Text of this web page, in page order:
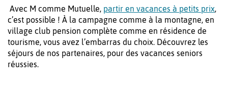
Avec M comme Mutuelle, partir en vacances à petits prix,
c’est possible ! À la campagne comme à la montagne, en
village club pension complète comme en résidence de
tourisme, vous avez l’embarras du choix. Découvrez les
séjours de nos partenaires, pour des vacances seniors
réussies.